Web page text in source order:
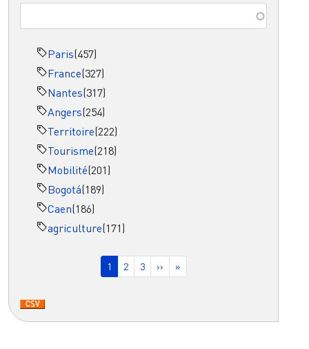
Paris(457)
France(327)
Nantes(317)
Angers(254)
Territoire(222)
Tourisme(218)
Mobilité(201)
Bogotá(189)
Caen(186)
agriculture(171)
Page courante
1 Page
2 Page
3 Page suivante
›› Dernière page
»